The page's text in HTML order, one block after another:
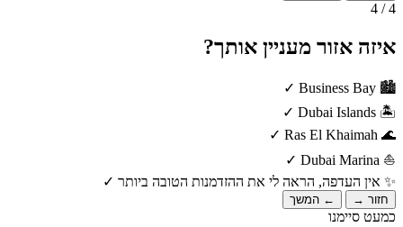
4 / 4
איזה אזור מעניין אותך?
🏙️
Business Bay
✓
🏝️
Dubai Islands
✓
🌊
Ras El Khaimah
✓
⛵
Dubai Marina
✓
✨ אין העדפה, הראה לי את ההזדמנות הטובה ביותר ✓
חזור → ← המשך
כמעט סיימנו